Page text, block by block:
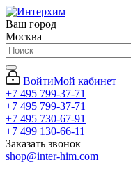
Ваш город
Москва
ВойтиМой кабинет
+7 495 799-37-71
+7 495 799-37-71
+7 495 730-67-91
+7 499 130-66-11
Заказать звонок
shop@inter-him.com